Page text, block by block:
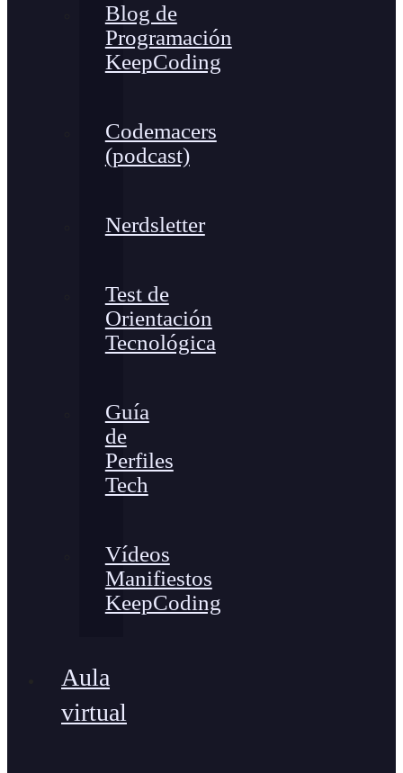
Blog de
Programación
KeepCoding
Codemacers
(podcast)
Nerdsletter
Test de
Orientación
Tecnológica
Guía
de
Perfiles
Tech
Vídeos
Manifiestos
KeepCoding
Aula
virtual